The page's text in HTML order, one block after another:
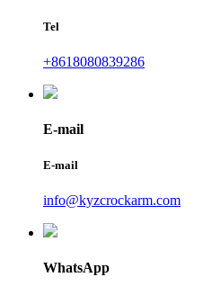
Tel
+8618080839286
E-mail
E-mail
info@kyzcrockarm.com
WhatsApp